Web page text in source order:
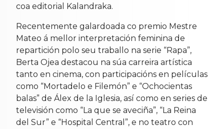
coa editorial Kalandraka.
Recentemente galardoada co premio Mestre
Mateo á mellor interpretación feminina de
repartición polo seu traballo na serie “Rapa”,
Berta Ojea destacou na súa carreira artística
tanto en cinema, con participacións en películas
como “Mortadelo e Filemón” e “Ochocientas
balas” de Álex de la Iglesia, así como en series de
televisión como “La que se aveciña”, “La Reina
del Sur” e “Hospital Central”, e no teatro con